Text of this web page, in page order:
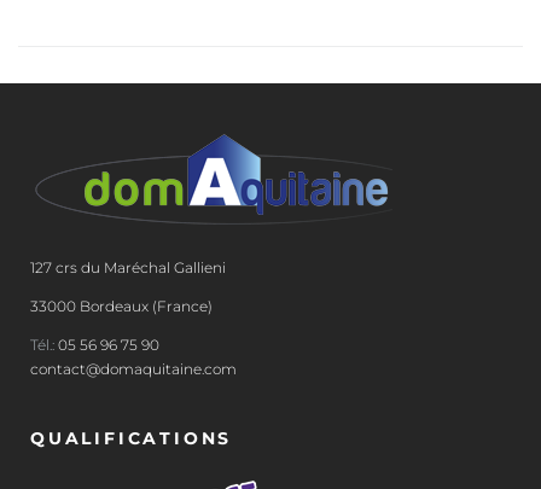
127 crs du Maréchal Gallieni
33000 Bordeaux (France)
Tél.: 05 56 96 75 90
contact@domaquitaine.com
QUALIFICATIONS